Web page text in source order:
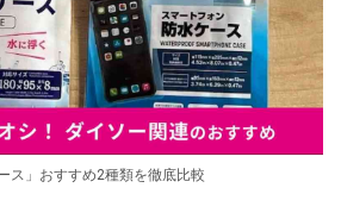
ス」おすすめ2種類を徹底比較